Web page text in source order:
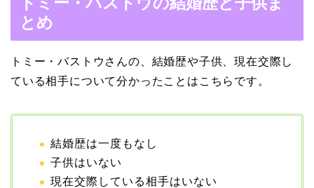
の馴れ初めは「SMAP×S
とめ
トミー・バストウさんの、結婚歴や子供、現在交際し
ている相手について分かったことはこちらです。
結婚歴は一度もなし
子供はいない
現在交際している相手はいない